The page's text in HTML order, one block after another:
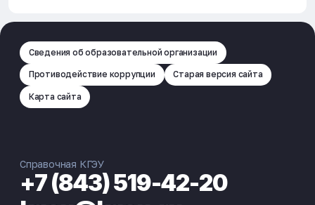
Сведения об образовательной организации
Противодействие коррупции Старая версия сайта
Карта сайта
Справочная КГЭУ
+7 (843) 519-42-20